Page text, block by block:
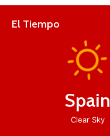
El Tiempo
Spain
Clear Sky